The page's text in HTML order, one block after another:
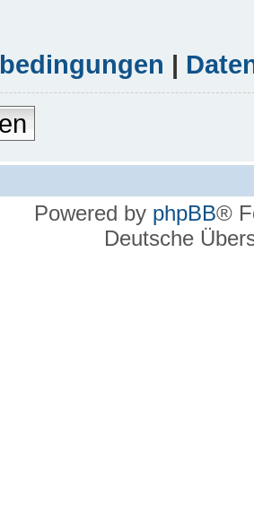
|
Powered by phpBB®
Deutsche